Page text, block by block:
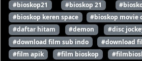
#bioskop21 #bioskop 21
#bioskop keren space
#bioskop movie
#daftar hitam
#demon #disc
#download film sub indo
#download
#film apik
#film bioskop